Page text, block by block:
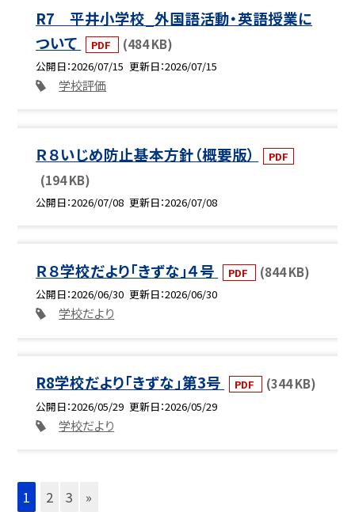
R7 平井小学校_外国語活動・英語授業に
ついて
PDF (484 KB)
公開日 2026/07/15 更新日 2026/07/15
学校評価
Ｒ８いじめ防止基本方針（概要版） PDF
(194 KB)
公開日 2026/07/08 更新日 2026/07/08
Ｒ８学校だより「きずな」４号 PDF (844 KB)
公開日 2026/06/30 更新日 2026/06/30
学校だより
R8学校だより「きずな」第3号 PDF (344 KB)
公開日 2026/05/29 更新日 2026/05/29
学校だより
1 2 3 »